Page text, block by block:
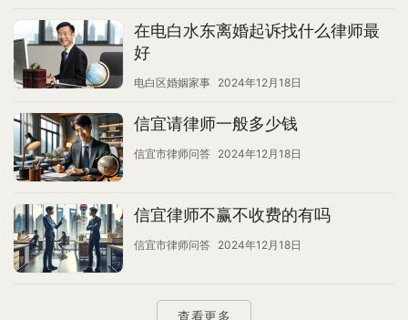
在电白水东离婚起诉找什么律师最
好
电白区婚姻家事 2024年12月18日
信宜请律师一般多少钱
信宜市律师问答 2024年12月18日
信宜律师不赢不收费的有吗
信宜市律师问答 2024年12月18日
查看更多